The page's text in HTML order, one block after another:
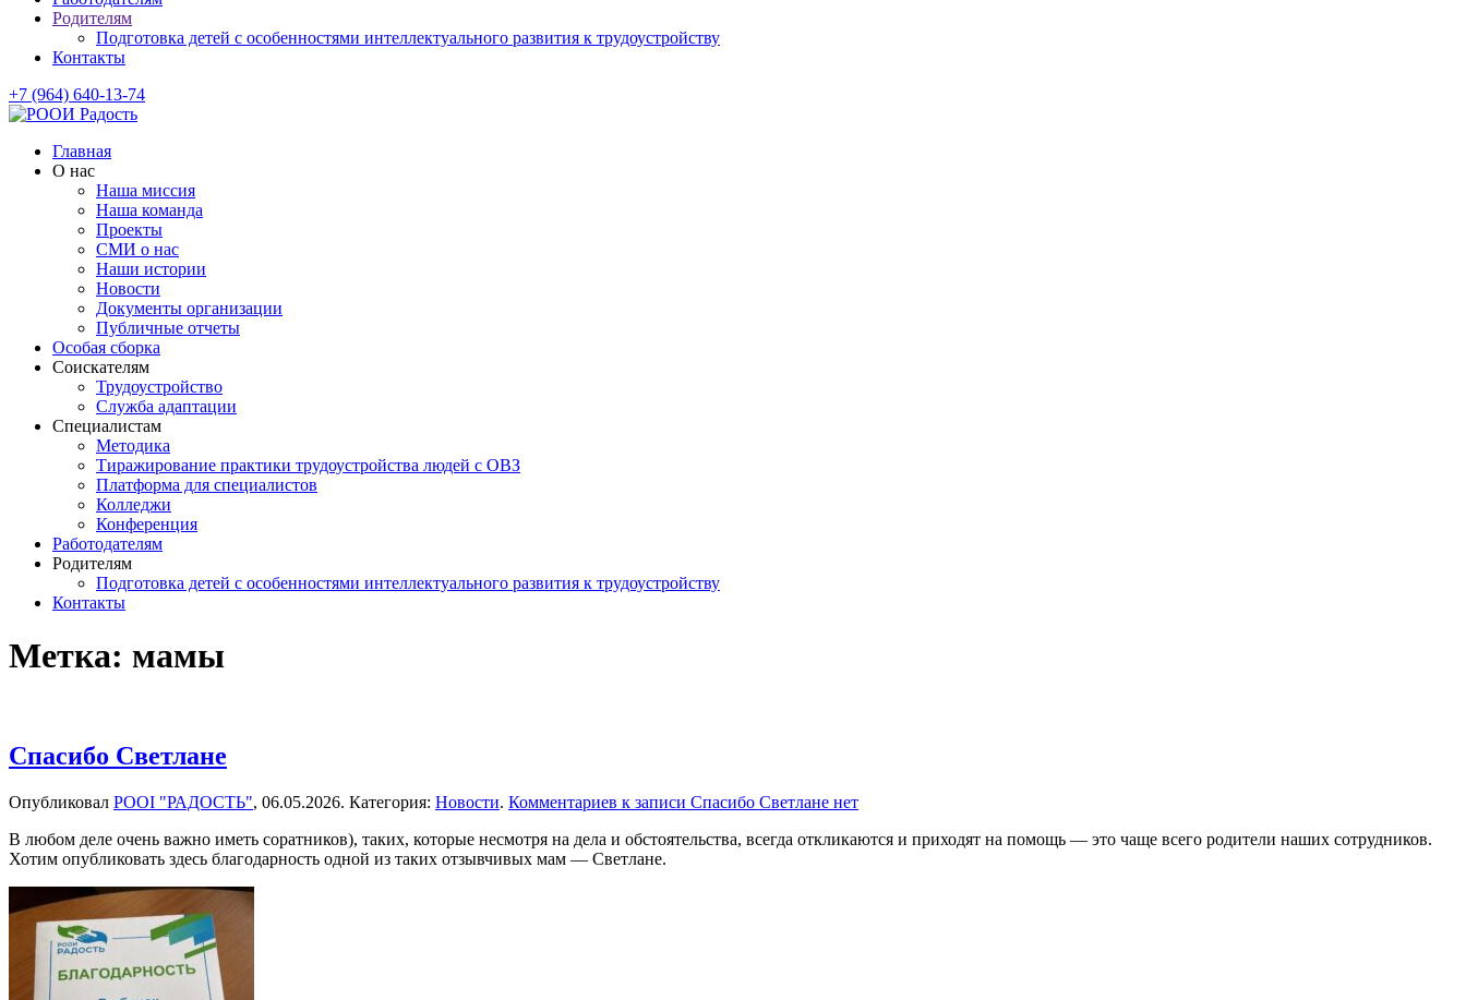
Родителям
Подготовка детей с особенностями интеллектуального развития к трудоустройству
Контакты
+7 (964) 640-13-74
Главная
О нас
Наша миссия
Наша команда
Проекты
СМИ о нас
Наши истории
Новости
Документы организации
Публичные отчеты
Особая сборка
Соискателям
Трудоустройство
Служба адаптации
Специалистам
Методика
Тиражирование практики трудоустройства людей с ОВЗ
Платформа для специалистов
Колледжи
Конференция
Работодателям
Родителям
Подготовка детей с особенностями интеллектуального развития к трудоустройству
Контакты
Метка: мамы
Спасибо Светлане
Опубликовал РООІ "РАДОСТЬ", 06.05.2026. Категория: Новости. Комментариев к записи Спасибо Светлане нет
В любом деле очень важно иметь соратников), таких, которые несмотря на дела и обстоятельства, всегда откликаются и приходят на помощь — это чаще всего родители наших сотрудников.
Хотим опубликовать здесь благодарность одной из таких отзывчивых мам — Светлане.